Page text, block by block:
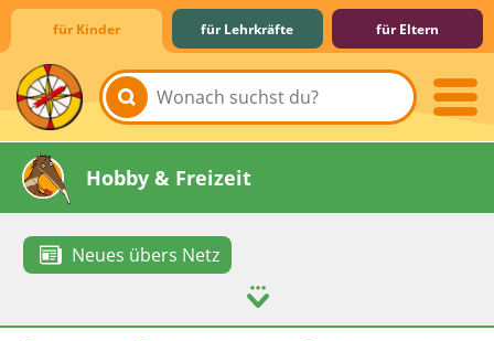
für Kinder für Lehrkräfte für Eltern
Lernen & Schule
Hobby & Freizeit
Neues übers Netz